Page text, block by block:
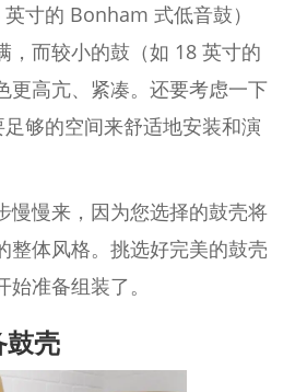
寸的 Bonham 式低音鼓）
，而较小的鼓（如 18 英寸的
更高亢、紧凑。还要考虑一下
够的空间来舒适地安装和演
慢慢来，因为您选择的鼓壳将
整体风格。挑选好完美的鼓壳
准备组装了。
壳